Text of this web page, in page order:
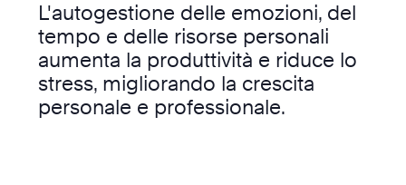
L'autogestione delle emozioni, del
tempo e delle risorse personali
aumenta la produttività e riduce lo
stress, migliorando la crescita
personale e professionale.